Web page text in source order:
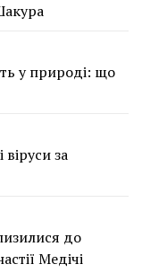
у природі: що
за
до
Медічі